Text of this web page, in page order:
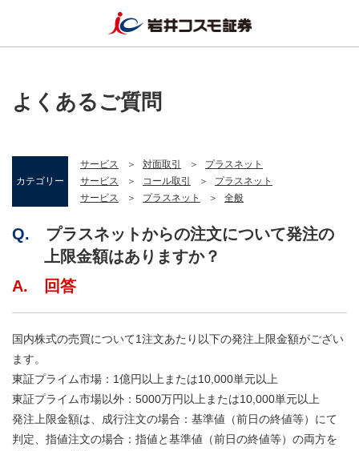
よくあるご質問
カテゴリー
サービス 対面取引
プラスネット
サービス
コール取引
プラスネット
サービス
プラスネット 全般
Q. プラスネットからの注文について発注の
上限金額はありますか？
A. 回答
国内株式の売買について1注文あたり以下の発注上限金額がござい
ます。
東証プライム市場：1億円以上または10,000単元以上
東証プライム市場以外：5000万円以上または10,000単元以上
発注上限金額は、成行注文の場合：基準値（前日の終値等）にて
判定、指値注文の場合：指値と基準値（前日の終値等）の両方を